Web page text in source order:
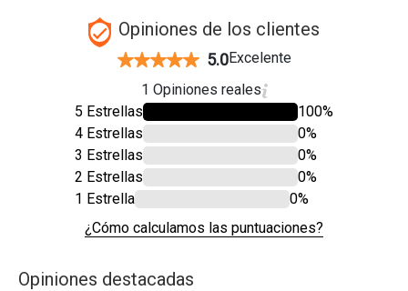
Opiniones de los clientes
5.0Excelente
1 Opiniones reales
5 Estrellas
100%
4 Estrellas
0%
3 Estrellas
0%
2 Estrellas
0%
1 Estrella
0%
¿Cómo calculamos las puntuaciones?
Opiniones destacadas